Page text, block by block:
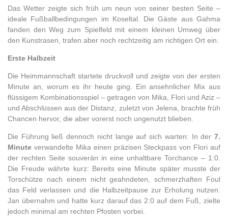
Das Wetter zeigte sich früh um neun von seiner besten Seite –
ideale Fußballbedingungen im Koseltal. Die Gäste aus Gahma
fanden den Weg zum Spielfeld mit einem kleinen Umweg über
den Kunstrasen, trafen aber noch rechtzeitig am richtigen Ort ein.
Erste Halbzeit
Die Heimmannschaft startete druckvoll und zeigte von der ersten
Minute an, worum es ihr heute ging. Ein ansehnlicher Mix aus
flüssigem Kombinationsspiel – getragen von Mika, Flori und Aziz –
und Abschlüssen aus der Distanz, zuletzt von Jelena, brachte früh
Chancen hervor, die aber vorerst noch ungenutzt blieben.
Die Führung ließ dennoch nicht lange auf sich warten: In der 7.
Minute verwandelte Mika einen präzisen Steckpass von Flori auf
der rechten Seite souverän in eine unhaltbare Torchance – 1:0.
Die Freude währte kurz: Bereits eine Minute später musste der
Torschütze nach einem nicht geahndeten, schmerzhaften Foul
das Feld verlassen und die Halbzeitpause zur Erholung nutzen.
Jan übernahm und hatte kurz darauf das 2:0 auf dem Fuß, zielte
jedoch minimal am rechten Pfosten vorbei.